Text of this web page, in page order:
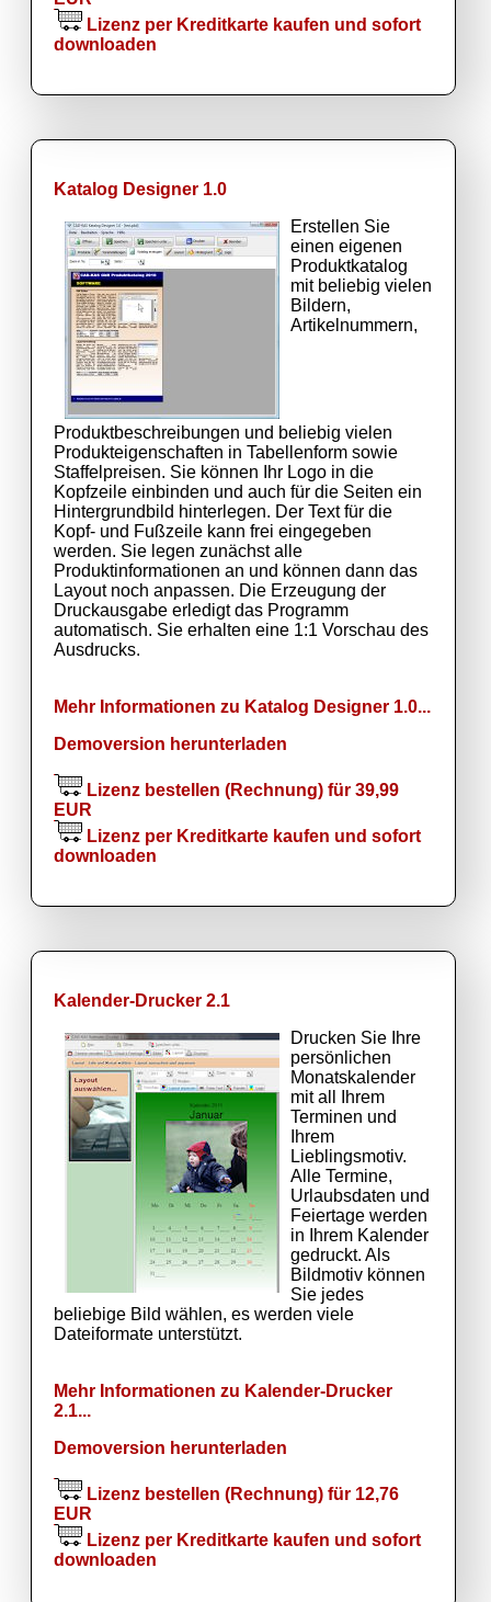
Lizenz per Kreditkarte kaufen und sofort
downloaden
Katalog Designer 1.0
Erstellen Sie
einen eigenen
Produktkatalog
mit beliebig vielen
Bildern,
Artikelnummern,
Produktbeschreibungen und beliebig vielen
Produkteigenschaften in Tabellenform sowie
Staffelpreisen. Sie können Ihr Logo in die
Kopfzeile einbinden und auch für die Seiten ein
Hintergrundbild hinterlegen. Der Text für die
Kopf- und Fußzeile kann frei eingegeben
werden. Sie legen zunächst alle
Produktinformationen an und können dann das
Layout noch anpassen. Die Erzeugung der
Druckausgabe erledigt das Programm
automatisch. Sie erhalten eine 1:1 Vorschau des
Ausdrucks.
Mehr Informationen zu Katalog Designer 1.0...
Demoversion herunterladen
Lizenz bestellen (Rechnung) für 39,99
EUR
Lizenz per Kreditkarte kaufen und sofort
downloaden
Kalender-Drucker 2.1
Drucken Sie Ihre
persönlichen
Monatskalender
mit all Ihrem
Terminen und
Ihrem
Lieblingsmotiv.
Alle Termine,
Urlaubsdaten und
Feiertage werden
in Ihrem Kalender
gedruckt. Als
Bildmotiv können
Sie jedes
beliebige Bild wählen, es werden viele
Dateiformate unterstützt.
Mehr Informationen zu Kalender-Drucker
2.1...
Demoversion herunterladen
Lizenz bestellen (Rechnung) für 12,76
EUR
Lizenz per Kreditkarte kaufen und sofort
downloaden